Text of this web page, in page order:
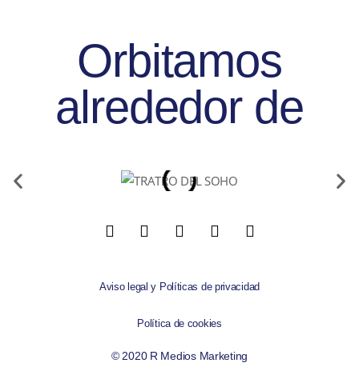
Orbitamos
alrededor de
Aviso legal y Políticas de privacidad
Política de cookies
© 2020 R Medios Marketing